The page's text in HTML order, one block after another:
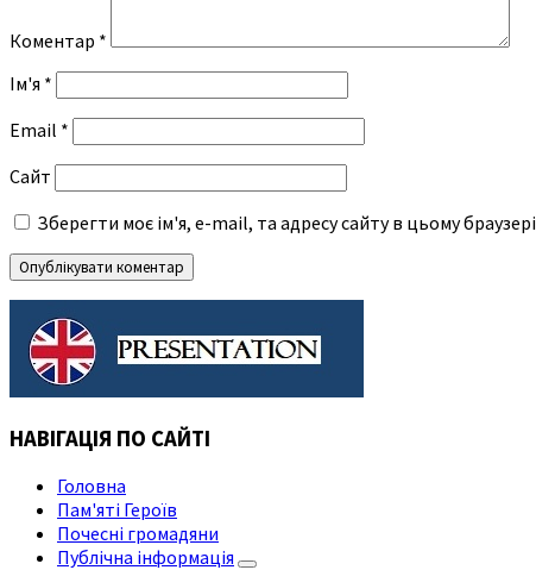
Коментар *
Ім'я *
Email *
Сайт
Зберегти моє ім'я, e-mail, та адресу сайту в цьому
НАВІГАЦІЯ ПО САЙТІ
Головна
Пам'яті Героїв
Почесні громадяни
Публічна інформація